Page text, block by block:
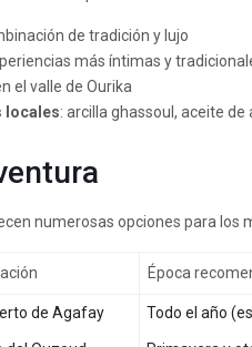
de tradición y lujo
más íntimas y
el valle de Ourika
locales: arcilla ghassoul, aceite de
numerosas opciones para los
Época
de Agafay Todo el año